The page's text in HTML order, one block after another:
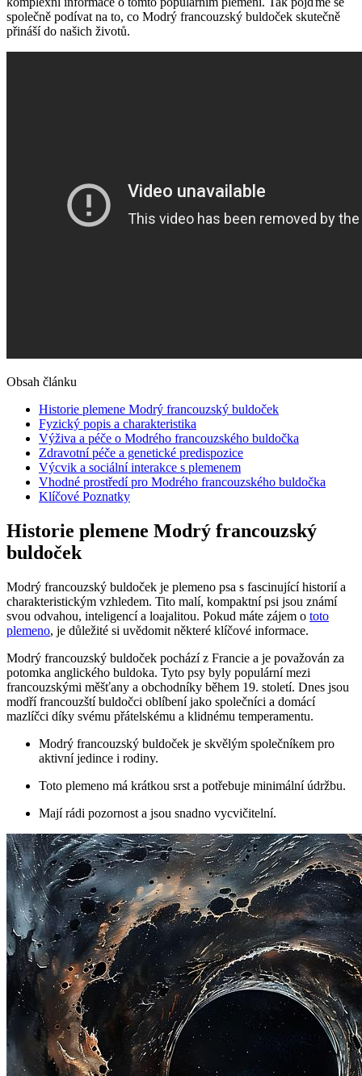
společně podívat na to, co Modrý francouzský buldoček skutečně
přináší do našich životů.
Obsah článku
Historie plemene Modrý francouzský buldoček
Fyzický popis a charakteristika
Výživa a péče o Modrého francouzského buldočka
Zdravotní péče a genetické predispozice
Výcvik a sociální interakce s plemenem
Vhodné prostředí pro Modrého francouzského buldočka
Klíčové Poznatky
Historie plemene Modrý francouzský
buldoček
Modrý francouzský buldoček je plemeno psa s fascinující historií a
charakteristickým vzhledem. Tito malí, kompaktní psi jsou známí
svou odvahou, inteligencí a loajalitou. Pokud máte zájem o toto
plemeno, je důležité si uvědomit některé klíčové informace.
Modrý francouzský buldoček pochází z Francie a je považován za
potomka anglického buldoka. Tyto psy byly populární mezi
francouzskými měšťany a obchodníky během 19. století. Dnes jsou
modří francouzští buldočci oblíbení jako společníci a domácí
mazlíčci díky svému přátelskému a klidnému temperamentu.
Modrý francouzský buldoček je skvělým společníkem pro
aktivní jedince i rodiny.
Toto plemeno má krátkou srst a potřebuje minimální údržbu.
Mají rádi pozornost a jsou snadno vycvičitelní.